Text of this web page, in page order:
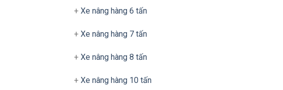
+ Xe nâng hàng 6 tấn
+ Xe nâng hàng 7 tấn
+ Xe nâng hàng 8 tấn
+ Xe nâng hàng 10 tấn